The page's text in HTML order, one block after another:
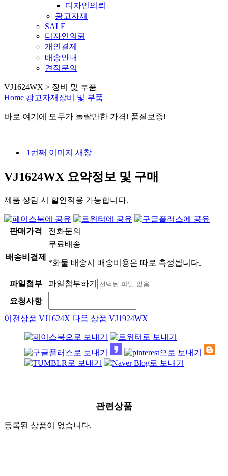
디자인의뢰
광고자재
SALE
디자인의뢰
개인결제
배송안내
견적문의
VJ1624WX > 장비 및 부품
Home 광고자재 장비 및 부품
바로 여기 에 모두가 놀랄만한 가격! 품질보증!
1번째 이미지 새창
VJ1624WX 요약정보 및 구매
제품 상담 시 할인적용 가능합니다.
판매가격 전화문의
배송비결제
무료배송
*화물 배송시 배송비용은 따로 측정됩니다.
파일첨부
파일첨부하기
요청사항
이전상품 VJ1624X 다음 상품 VJ1924WX
관련상품
등록된 상품이 없습니다.